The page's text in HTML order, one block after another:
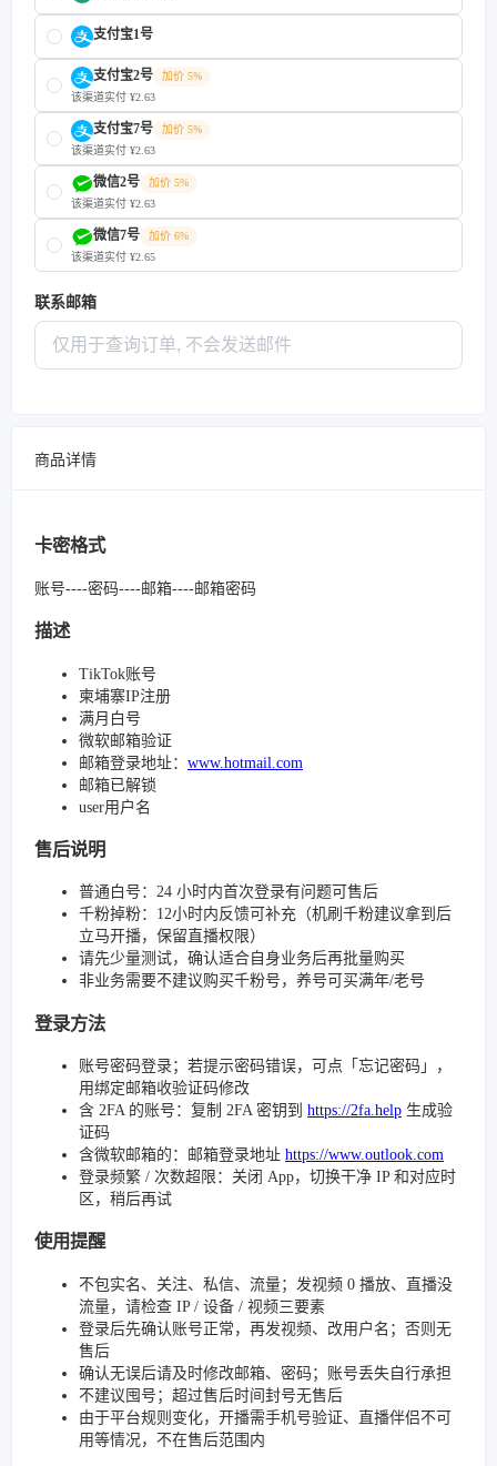
支付宝1号
支付宝2号
加价 5%
该渠道实付 ¥2.63
支付宝7号
加价 5%
该渠道实付 ¥2.63
微信2号
加价 5%
该渠道实付 ¥2.63
微信7号
加价 6%
该渠道实付 ¥2.65
联系邮箱
商品详情
卡密格式
账号----密码----邮箱----邮箱密码
描述
TikTok账号
柬埔寨IP注册
满月白号
微软邮箱验证
邮箱登录地址： www.hotmail.com
邮箱已解锁
user用户名
售后说明
普通白号：24 小时内首次登录有问题可售后
千粉掉粉：12小时内反馈可补充（机刷千粉建议拿到后
立马开播，保留直播权限）
请先少量测试，确认适合自身业务后再批量购买
非业务需要不建议购买千粉号，养号可买满年/老号
登录方法
账号密码登录；若提示密码错误，可点「忘记密码」，
用绑定邮箱收验证码修改
含 2FA 的账号：复制 2FA 密钥到 https://2fa.help 生成验
证码
含微软邮箱的：邮箱登录地址 https://www.outlook.com
登录频繁 / 次数超限：关闭 App，切换干净 IP 和对应时
区，稍后再试
使用提醒
不包实名、关注、私信、流量；发视频 0 播放、直播没
流量，请检查 IP / 设备 / 视频三要素
登录后先确认账号正常，再发视频、改用户名；否则无
售后
确认无误后请及时修改邮箱、密码；账号丢失自行承担
不建议囤号；超过售后时间封号无售后
由于平台规则变化，开播需手机号验证、直播伴侣不可
用等情况，不在售后范围内